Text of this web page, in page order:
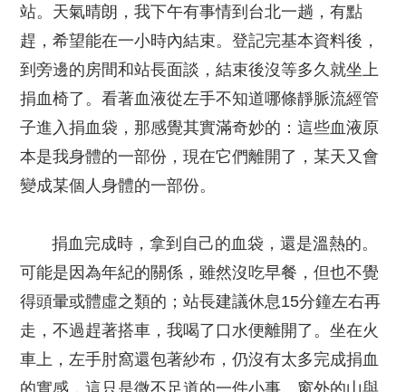
站。天氣晴朗，我下午有事情到台北一趟，有點
趕，希望能在一小時內結束。登記完基本資料後，
到旁邊的房間和站長面談，結束後沒等多久就坐上
捐血椅了。看著血液從左手不知道哪條靜脈流經管
子進入捐血袋，那感覺其實滿奇妙的：這些血液原
本是我身體的一部份，現在它們離開了，某天又會
變成某個人身體的一部份。
捐血完成時，拿到自己的血袋，還是溫熱的。
可能是因為年紀的關係，雖然沒吃早餐，但也不覺
得頭暈或體虛之類的；站長建議休息15分鐘左右再
走，不過趕著搭車，我喝了口水便離開了。坐在火
車上，左手肘窩還包著紗布，仍沒有太多完成捐血
的實感，這只是微不足道的一件小事。窗外的山與